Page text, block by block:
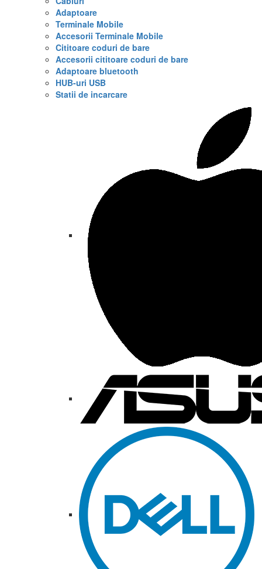
Adaptoare
Terminale Mobile
Accesorii Terminale Mobile
Cititoare coduri de bare
Accesorii cititoare coduri de bare
Adaptoare bluetooth
HUB-uri USB
Statii de incarcare